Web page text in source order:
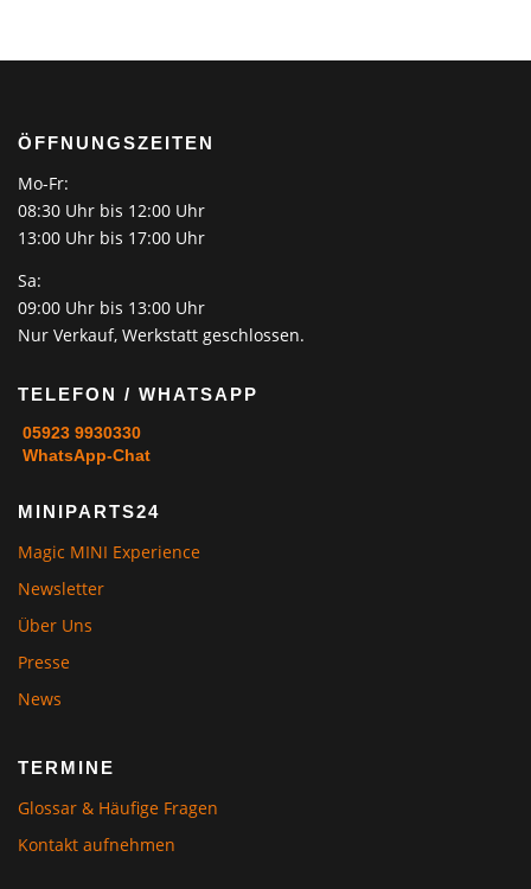
ÖFFNUNGSZEITEN
Mo-Fr:
08:30 Uhr bis 12:00 Uhr
13:00 Uhr bis 17:00 Uhr
Sa:
09:00 Uhr bis 13:00 Uhr
Nur Verkauf, Werkstatt geschlossen.
TELEFON / WHATSAPP
05923 9930330
WhatsApp-Chat
MINIPARTS24
Magic MINI Experience
Newsletter
Über Uns
Presse
News
TERMINE
Glossar & Häufige Fragen
Kontakt aufnehmen